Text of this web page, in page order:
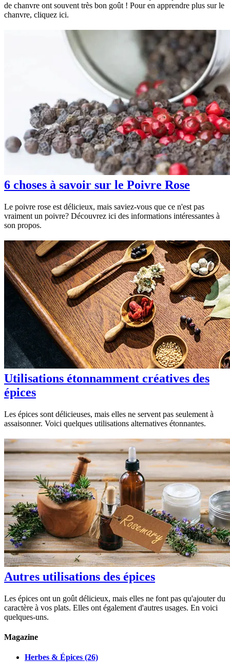
de chanvre ont souvent très bon goût ! Pour en apprendre plus sur le
chanvre, cliquez ici.
6 choses à savoir sur le Poivre Rose
Le poivre rose est délicieux, mais saviez-vous que ce n'est pas
vraiment un poivre? Découvrez ici des informations intéressantes à
son propos.
Utilisations étonnamment créatives des
épices
Les épices sont délicieuses, mais elles ne servent pas seulement à
assaisonner. Voici quelques utilisations alternatives étonnantes.
Autres utilisations des épices
Les épices ont un goût délicieux, mais elles ne font pas qu'ajouter du
caractère à vos plats. Elles ont également d'autres usages. En voici
quelques-uns.
Magazine
Herbes & Épices (26)